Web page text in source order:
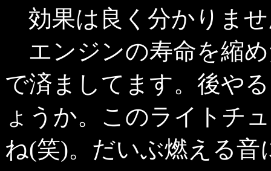
効果は良く分かりませ
エンジンの寿命を縮
で済ましてます。後や
ょうか。このライトチ
ね(笑)。だいぶ燃える音